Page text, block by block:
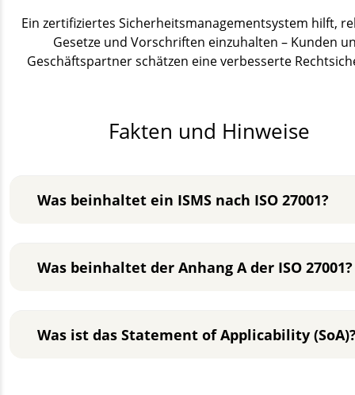
Ein zertifiziertes Sicherheitsmanagementsystem hilft,
Gesetze und Vorschriften einzuhalten – Kunden
Geschäftspartner schätzen eine verbesserte
Fakten und Hinweise
Was beinhaltet ein ISMS nach ISO 27001?
Was beinhaltet der Anhang A der ISO 27001?
Was ist das Statement of Applicability